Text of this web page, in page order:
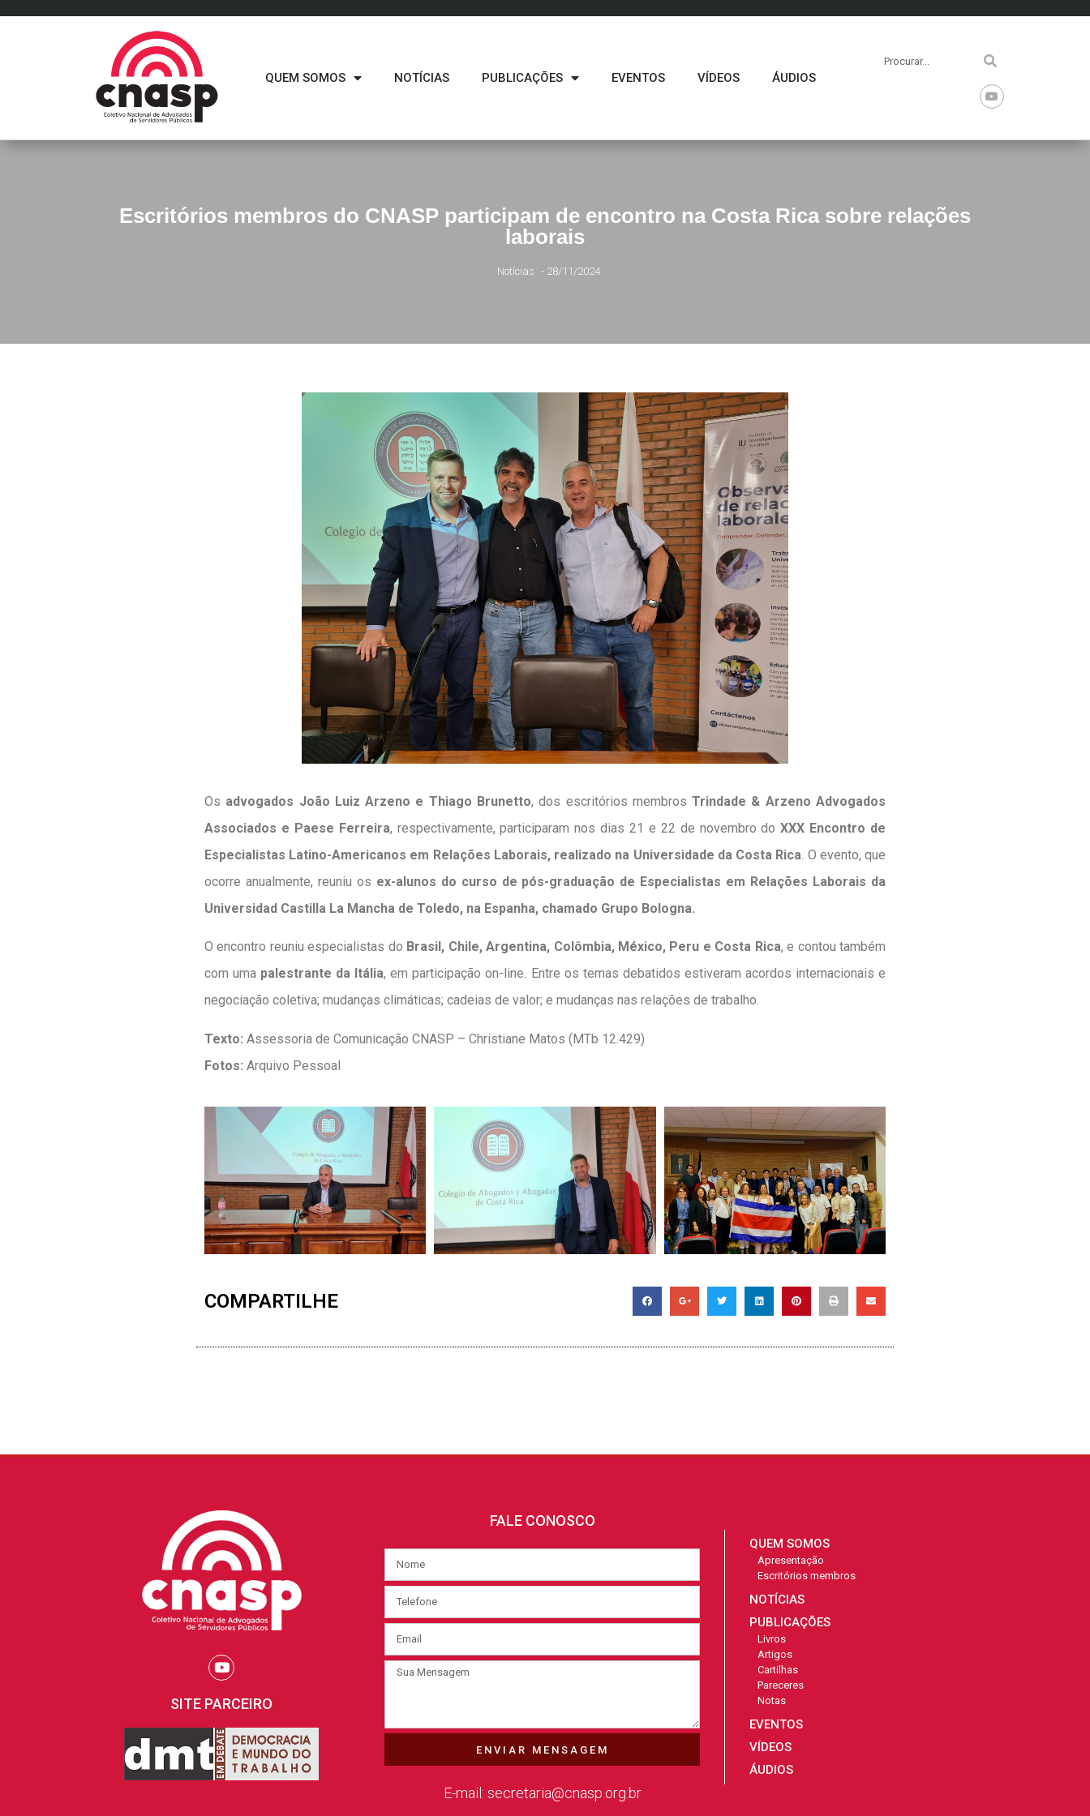
QUEM SOMOS NOTÍCIAS PUBLICAÇÕES EVENTOS VÍDEOS ÁUDIOS
Escritórios membros do CNASP participam de encontro na Costa Rica sobre relações
laborais
Notícias - 28/11/2024
Os advogados João Luiz Arzeno e Thiago Brunetto, dos escritórios membrosTrindade & Arzeno Advogados
Associados e Paese Ferreira, respectivamente, participaram nos dias 21 e 22 de novembro doXXX Encontro de
Especialistas Latino-Americanos em Relações Laborais, realizado na Universidade da Costa Rica. O evento, que
ocorre anualmente, reuniu os ex-alunos do curso de pós-graduação de Especialistas em Relações Laborais da
Universidad Castilla La Mancha de Toledo, na Espanha, chamado Grupo Bologna.
O encontro reuniu especialistas do Brasil, Chile, Argentina, Colômbia, México, Peru e Costa Rica, e contou também
com uma palestrante da Itália, em participação on-line. Entre os temas debatidos estiveram acordos internacionais e
negociação coletiva; mudanças climáticas; cadeias de valor; e mudanças nas relações de trabalho.
Texto: Assessoria de Comunicação CNASP – Christiane Matos (MTb 12.429)
Fotos: Arquivo Pessoal
COMPARTILHE
SITE PARCEIRO
FALE CONOSCO
ENVIAR MENSAGEM
E-mail: secretaria@cnasp.org.br
QUEM SOMOS
Apresentação
Escritórios membros
NOTÍCIAS
PUBLICAÇÕES
Livros
Artigos
Cartilhas
Pareceres
Notas
EVENTOS
VÍDEOS
ÁUDIOS